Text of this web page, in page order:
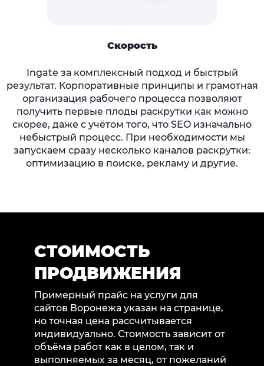
Скорость
Ingate за комплексный подход и быстрый
результат. Корпоративные принципы и грамотная
организация рабочего процесса позволяют
получить первые плоды раскрутки как можно
скорее, даже с учётом того, что SEO изначально
небыстрый процесс. При необходимости мы
запускаем сразу несколько каналов раскрутки:
оптимизацию в поиске, рекламу и другие.
СТОИМОСТЬ
ПРОДВИЖЕНИЯ
Примерный прайс на услуги для
сайтов Воронежа указан на странице,
но точная цена рассчитывается
индивидуально. Стоимость зависит от
объёма работ как в целом, так и
выполняемых за месяц, от пожеланий